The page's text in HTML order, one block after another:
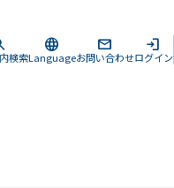
検索
language
Language
mail
お問い合わせ
login
ログイン